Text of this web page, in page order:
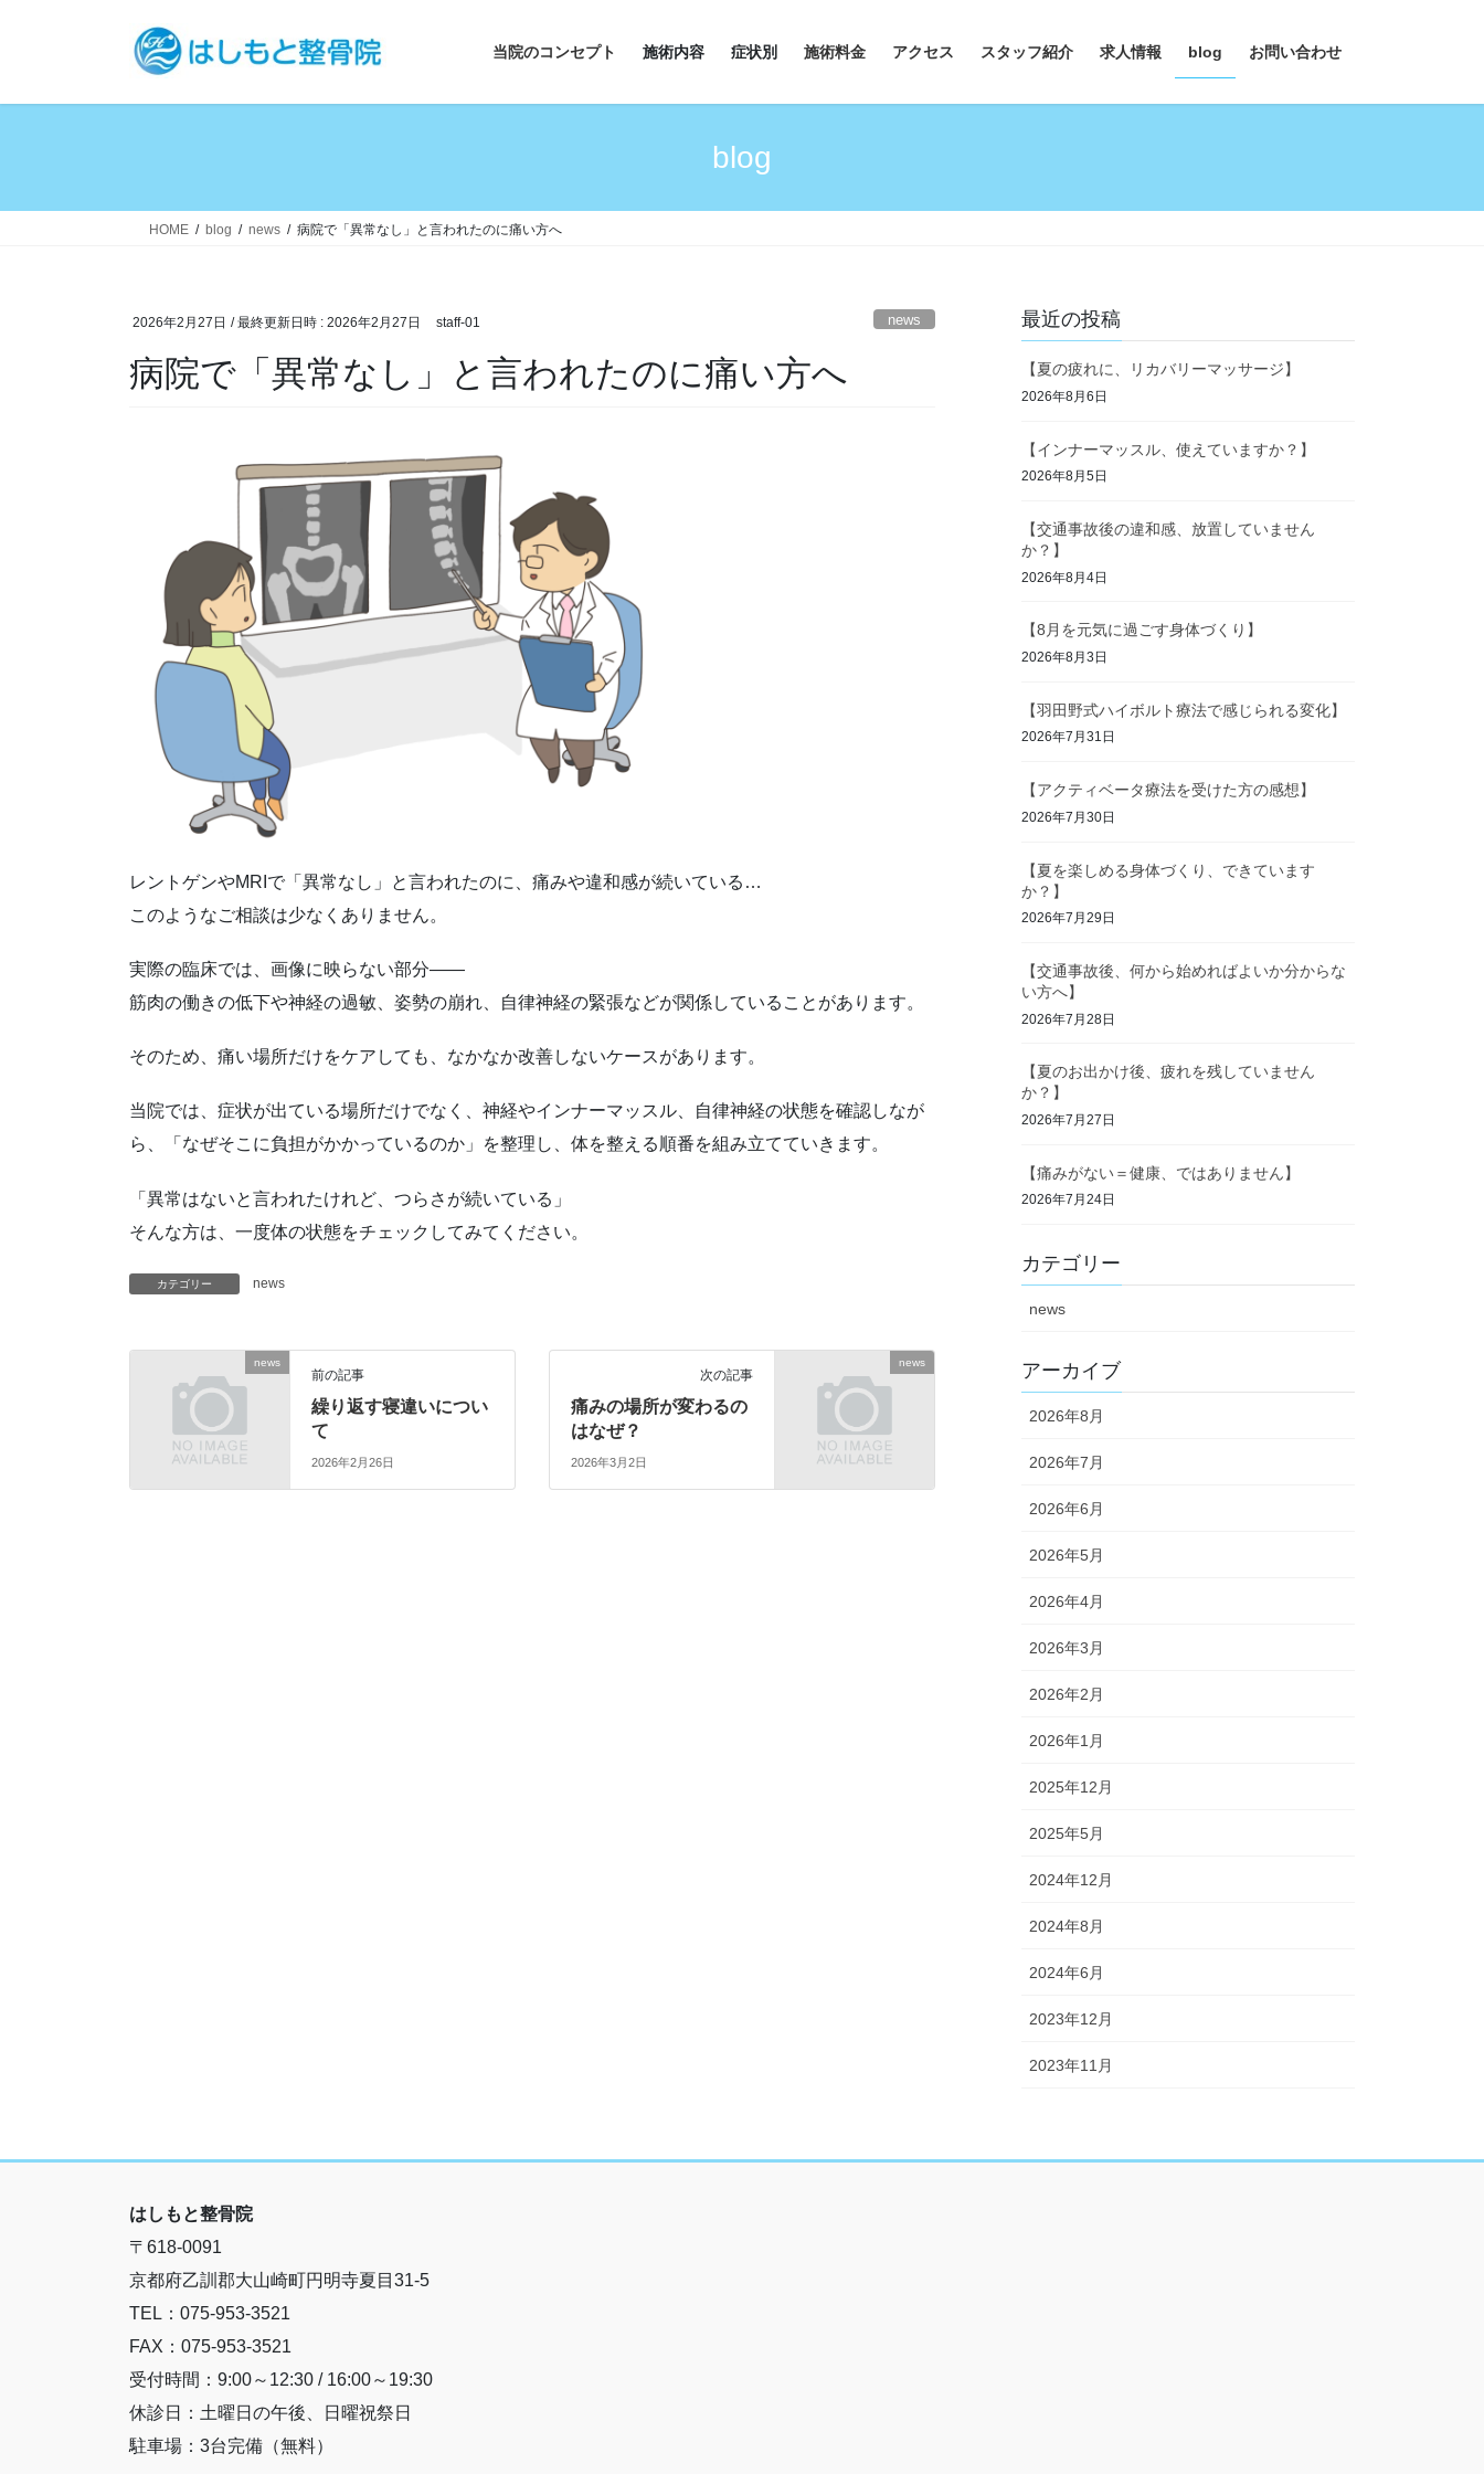
当院のコンセプト 施術内容 症状別 施術料金 アクセス スタッフ紹介 求人情報 blog お問い合わせ
blog
HOME blog news 病院で「異常なし」と言われたのに痛い方へ
2026年2月27日 / 最終更新日時 : 2026年2月27日 staff-01 news
病院で「異常なし」と言われたのに痛い方へ
レントゲンやMRIで「異常なし」と言われたのに、痛みや違和感が続いている…
このようなご相談は少なくありません。
実際の臨床では、画像に映らない部分――
筋肉の働きの低下や神経の過敏、姿勢の崩れ、自律神経の緊張などが関係していることがあります。
そのため、痛い場所だけをケアしても、なかなか改善しないケースがあります。
当院では、症状が出ている場所だけでなく、神経やインナーマッスル、自律神経の状態を確認しなが
ら、「なぜそこに負担がかかっているのか」を整理し、体を整える順番を組み立てていきます。
「異常はないと言われたけれど、つらさが続いている」
そんな方は、一度体の状態をチェックしてみてください。
カテゴリー news
news
前の記事
繰り返す寝違いについ
て
2026年2月26日
news
次の記事
痛みの場所が変わるの
はなぜ？
2026年3月2日
最近の投稿
【夏の疲れに、リカバリーマッサージ】
2026年8月6日
【インナーマッスル、使えていますか？】
2026年8月5日
【交通事故後の違和感、放置していません
か？】
2026年8月4日
【8月を元気に過ごす身体づくり】
2026年8月3日
【羽田野式ハイボルト療法で感じられる変化】
2026年7月31日
【アクティベータ療法を受けた方の感想】
2026年7月30日
【夏を楽しめる身体づくり、できています
か？】
2026年7月29日
【交通事故後、何から始めればよいか分からな
い方へ】
2026年7月28日
【夏のお出かけ後、疲れを残していません
か？】
2026年7月27日
【痛みがない＝健康、ではありません】
2026年7月24日
カテゴリー
news
アーカイブ
2026年8月
2026年7月
2026年6月
2026年5月
2026年4月
2026年3月
2026年2月
2026年1月
2025年12月
2025年5月
2024年12月
2024年8月
2024年6月
2023年12月
2023年11月
はしもと整骨院
〒618-0091
京都府乙訓郡大山崎町円明寺夏目31-5
TEL：075-953-3521
FAX：075-953-3521
受付時間：9:00～12:30 / 16:00～19:30
休診日：土曜日の午後、日曜祝祭日
駐車場：3台完備（無料）